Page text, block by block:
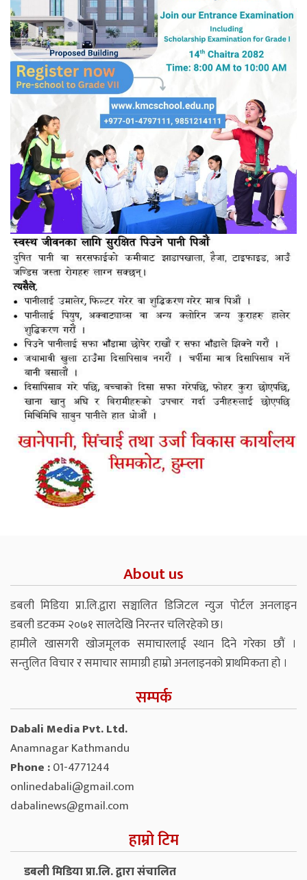
About us
डबली मिडिया प्रा.लि.द्वारा सञ्चालित डिजिटल न्युज पोर्टल अनलाइन
डबली डटकम २०७१ सालदेखि निरन्तर चलिरहेको छ।
हामीले खासगरी खोजमूलक समाचारलाई स्थान दिने गरेका छौं ।
सन्तुलित विचार र समाचार सामाग्री हाम्रो अनलाइनको प्राथमिकता हो ।
सम्पर्क
Dabali Media Pvt. Ltd.
Anamnagar Kathmandu
Phone :01-4771244
onlinedabali@gmail.com
dabalinews@gmail.com
हाम्रो टिम
डबली मिडिया प्रा.लि. द्वारा संचालित